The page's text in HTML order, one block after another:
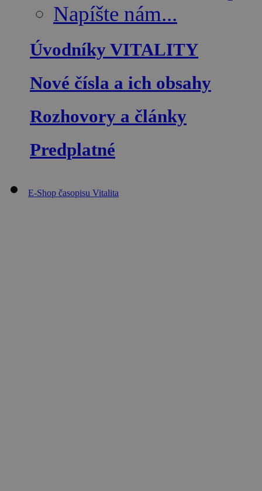
Napíšte nám...
Úvodníky VITALITY
Nové čísla a ich obsahy
Rozhovory a články
Predplatné
E-Shop časopisu Vitalita